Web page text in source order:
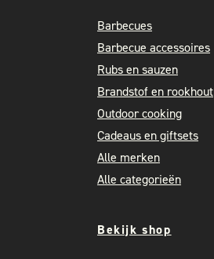
Barbecues
Barbecue accessoires
Rubs en sauzen
Brandstof en rookhout
Outdoor cooking
Cadeaus en giftsets
Alle merken
Alle categorieën
Bekijk shop